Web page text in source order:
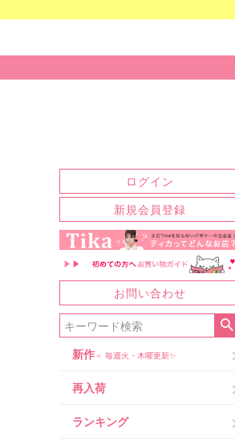
ログイン
新規会員登録
お問い合わせ
新作＜ 毎週火・木曜更新✨
再入荷
ランキング